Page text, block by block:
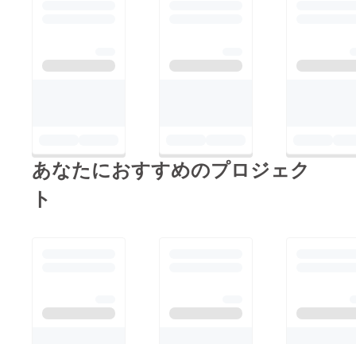
あなたにおすすめのプロジェク
ト